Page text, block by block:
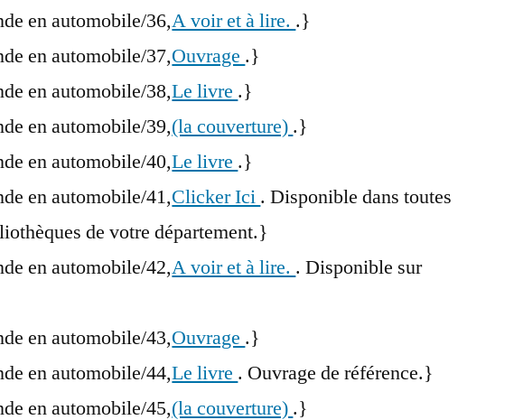
en automobile/36,A voir et à lire. .}
en automobile/37,Ouvrage .}
en automobile/38,Le livre .}
en automobile/39,(la couverture) .}
en automobile/40,Le livre .}
en automobile/41,Clicker Ici . Disponible dans toutes
de votre département.}
en automobile/42,A voir et à lire. . Disponible sur
en automobile/43,Ouvrage .}
en automobile/44,Le livre . Ouvrage de référence.}
en automobile/45,(la couverture) .}